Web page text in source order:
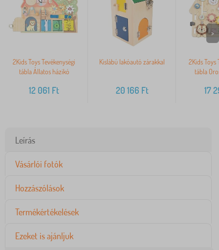
2Kids Toys Tevékenységi
tábla Állatos házikó
12 061 Ft
Kislábú lakóautó zárakkal
20 166 Ft
2Kids Toys
tábla
17
>
Leírás
Vásárlói fotók
Hozzászólások
Termékértékelések
Ezeket is ajánljuk